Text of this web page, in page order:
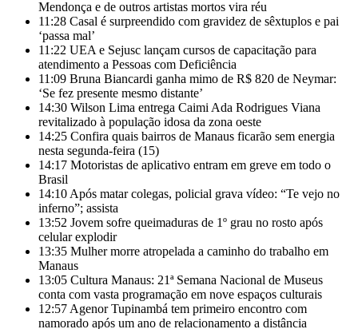
Mendonça e de outros artistas mortos vira réu
11:28 Casal é surpreendido com gravidez de sêxtuplos e pai
‘passa mal’
11:22 UEA e Sejusc lançam cursos de capacitação para
atendimento a Pessoas com Deficiência
11:09 Bruna Biancardi ganha mimo de R$ 820 de Neymar:
‘Se fez presente mesmo distante’
14:30 Wilson Lima entrega Caimi Ada Rodrigues Viana
revitalizado à população idosa da zona oeste
14:25 Confira quais bairros de Manaus ficarão sem energia
nesta segunda-feira (15)
14:17 Motoristas de aplicativo entram em greve em todo o
Brasil
14:10 Após matar colegas, policial grava vídeo: “Te vejo no
inferno”; assista
13:52 Jovem sofre queimaduras de 1º grau no rosto após
celular explodir
13:35 Mulher morre atropelada a caminho do trabalho em
Manaus
13:05 Cultura Manaus: 21ª Semana Nacional de Museus
conta com vasta programação em nove espaços culturais
12:57 Agenor Tupinambá tem primeiro encontro com
namorado após um ano de relacionamento a distância